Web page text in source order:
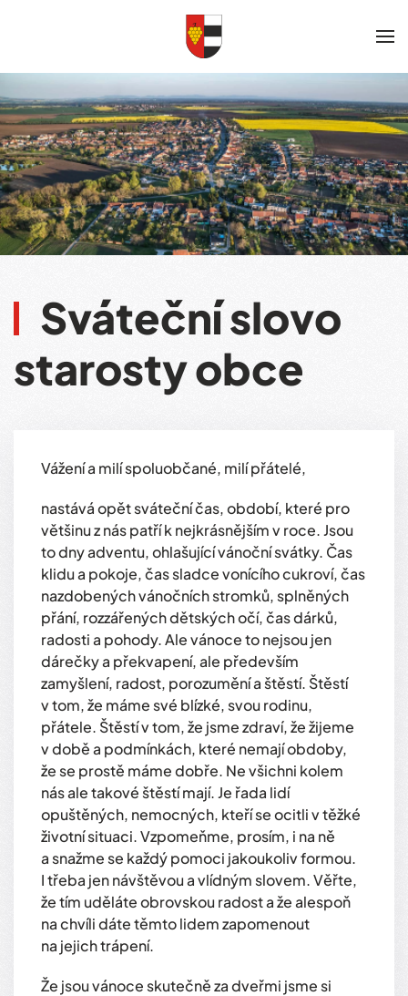
Sváteční slovo
starosty obce
Vážení a milí spoluobčané, milí přátelé,
nastává opět sváteční čas, období, které pro
většinu z nás patří k nejkrásnějším v roce. Jsou
to dny adventu, ohlašující vánoční svátky. Čas
klidu a pokoje, čas sladce vonícího cukroví, čas
nazdobených vánočních stromků, splněných
přání, rozzářených dětských očí, čas dárků,
radosti a pohody. Ale vánoce to nejsou jen
dárečky a překvapení, ale především
zamyšlení, radost, porozumění a štěstí. Štěstí
v tom, že máme své blízké, svou rodinu,
přátele. Štěstí v tom, že jsme zdraví, že žijeme
v době a podmínkách, které nemají obdoby,
že se prostě máme dobře. Ne všichni kolem
nás ale takové štěstí mají. Je řada lidí
opuštěných, nemocných, kteří se ocitli v těžké
životní situaci. Vzpomeňme, prosím, i na ně
a snažme se každý pomoci jakoukoliv formou.
I třeba jen návštěvou a vlídným slovem. Věřte,
že tím uděláte obrovskou radost a že alespoň
na chvíli dáte těmto lidem zapomenout
na jejich trápení.
Že jsou vánoce skutečně za dveřmi jsme si